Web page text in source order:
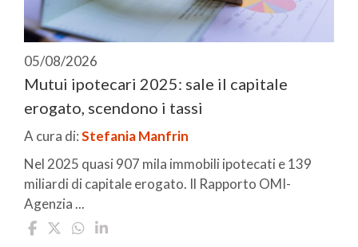
05/08/2026
Mutui ipotecari 2025: sale il capitale
erogato, scendono i tassi
A cura di:Stefania Manfrin
Nel 2025 quasi 907 mila immobili ipotecati e 139
miliardi di capitale erogato. Il Rapporto OMI-
Agenzia ...